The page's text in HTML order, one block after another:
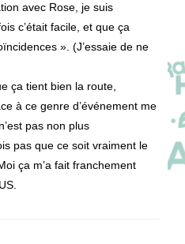
avec Rose, je suis
c’était facile, et que ça
». (J’essaie de ne
ça tient bien la route,
à ce genre d’événement me
pas non plus
pas que ce soit vraiment le
ça m’a fait franchement